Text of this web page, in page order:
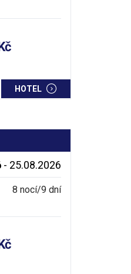
HOTEL
- 25.08.2026
8 nocí/9 dní